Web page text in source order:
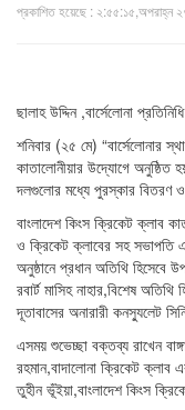
প্রকাশিত হয়েছে : ২:৫৫:১৫,অপরাহ্ন
ছালাহ উদ্দিন ,বার্সেলোনা
শনিবার (২৫ মে) “বার্সেলোনার
কাতালোনীয়ার উদ্যোগে অনুষ্ঠিত
দলগুলোর মধ্যে পুরস্কার বিতরণ
বাংলাদেশ কিংস ক্রিকেট ক্লাব
ও ক্রিকেট ক্লাবের সহ সভাপতি
অনুষ্ঠানে প্রধান অতিথি হিসেবে
রবার্ট মাসিহ নাহার,বিশেষ
দূতাবাসের অনারারী কনস্যুলেট
এসময় শুভেচ্ছা বক্তব্য রাখেন
রহমান,বাদালোনা ক্রিকেট ক্লাব
তুহীন ভূঁইয়া,বাংলাদেশ কিংস